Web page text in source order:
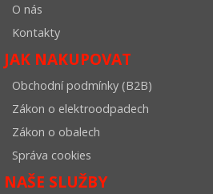
O nás
Kontakty
JAK NAKUPOVAT
Obchodní podmínky (B2B)
Zákon o elektroodpadech
Zákon o obalech
Správa cookies
NAŠE SLUŽBY